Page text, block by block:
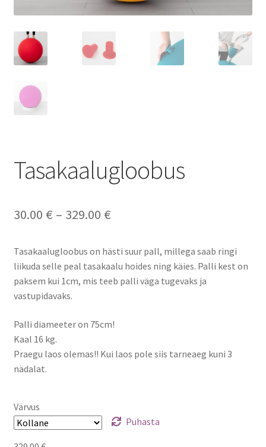
Tasakaalugloobus
30.00 € – 329.00 €Price
30.00 €
through
Tasakaalugloobus on hästi suur pall, millega saab ringi
liikuda selle peal tasakaalu hoides ning käies. Palli kest on
paksem kui 1cm, mis teeb palli väga tugevaks ja
vastupidavaks.
Palli diameeter on 75cm!
Kaal 16 kg.
Praegu laos olemas!! Kui laos pole siis tarneaeg kuni 3
nädalat.
Värvus
Puhasta